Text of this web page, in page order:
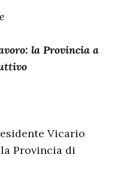
la Provincia a
Vicario
Provincia di